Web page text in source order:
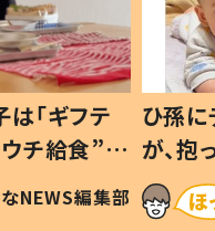
歳じいじ
孫の反応に
愛くて仕方な
せなNEWS編集部